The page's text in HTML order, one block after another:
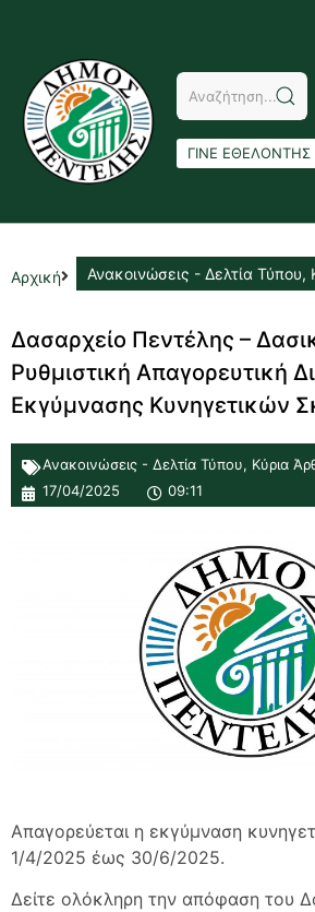
ΓΙΝΕ ΕΘΕΛΟΝΤΗΣ
Αρχική Ανακοινώσεις - Δελτία Τύπου,
Δασαρχείο Πεντέλης –
Ρυθμιστική Απαγορευτική
Εκγύμνασης Κυνηγετικών
Ανακοινώσεις - Δελτία Τύπου, Κύρια
17/04/2025
09:11
Απαγορεύεται η εκγύμναση
1/4/2025 έως 30/6/2025.
Δείτε ολόκληρη την απόφαση του